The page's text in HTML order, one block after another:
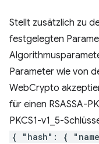
Stellt zusätzlich zu
festgelegten
Parameter wie von
WebCrypto
für einen RSASSA-
PKCS1-v1_5-
{ "hash": {